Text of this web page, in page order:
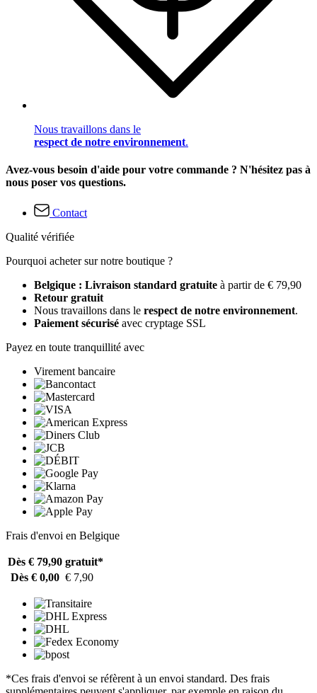
Nous travaillons dans le
respect de notre environnement.
Avez-vous besoin d'aide pour votre commande ? N'hésitez pas à
nous poser vos questions.
Contact
Qualité vérifiée
Pourquoi acheter sur notre boutique ?
Belgique : Livraison standard gratuite à partir de € 79,90
Retour gratuit
Nous travaillons dans le respect de notre environnement.
Paiement sécurisé avec cryptage SSL
Payez en toute tranquillité avec
Virement bancaire
Frais d'envoi en Belgique
Dès € 79,90 gratuit*
Dès € 0,00 € 7,90
*Ces frais d'envoi se réfèrent à un envoi standard. Des frais